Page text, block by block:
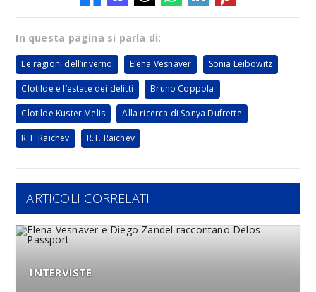
In questa pagina si parla di:
Le ragioni dell’inverno Elena Vesnaver Sonia Leibowitz
Clotilde e l’estate dei delitti Bruno Coppola
Clotilde Kuster Melis Alla ricerca di Sonya Dufrette
R.T. Raichev R.T. Raichev
ARTICOLI CORRELATI
INTERVISTE